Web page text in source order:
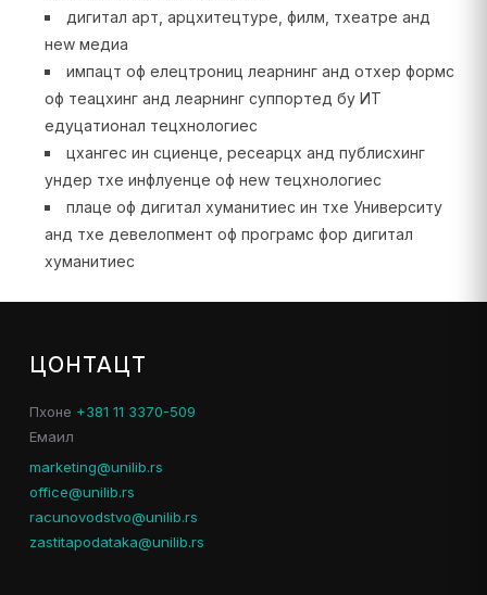
дигитал арт, арцхитецтуре, филм, тхеатре анд
неw медиа
импацт оф елецтрониц леарнинг анд отхер формс
оф теацхинг анд леарнинг суппортед бy ИТ
едуцатионал тецхнологиес
цхангес ин сциенце, ресеарцх анд публисхинг
ундер тхе инфлуенце оф неw тецхнологиес
плаце оф дигитал хуманитиес ин тхе Университy
анд тхе девелопмент оф програмс фор дигитал
хуманитиес
ЦОНТАЦТ
Пхоне +381 11 3370-509
Емаил
marketing@unilib.rs
office@unilib.rs
racunovodstvo@unilib.rs
zastitapodataka@unilib.rs